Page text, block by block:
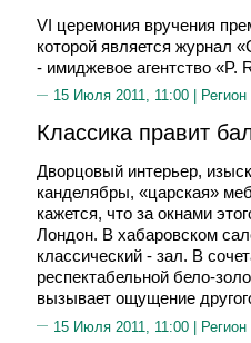
VI церемония вручения
которой является журнал
- имиджевое агентство
15 Июля 2011, 11:00 |
Классика правит
Дворцовый интерьер,
канделябры, «царская»
кажется, что за окнами
Лондон. В хабаровском
классический - зал. В
респектабельной бело-
вызывает ощущение
15 Июля 2011, 11:00 | Регион